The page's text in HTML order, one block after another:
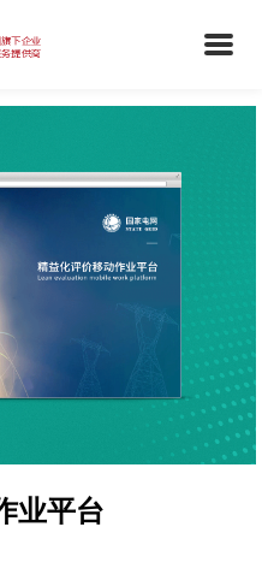
业平台